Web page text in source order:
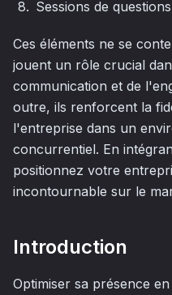
Sessions de
Ces éléments ne se
jouent un rôle crucial
communication et de
outre, ils renforcent la
l'entreprise dans un
concurrentiel. En
positionnez votre
incontournable sur le
Introduction
Optimiser sa présence